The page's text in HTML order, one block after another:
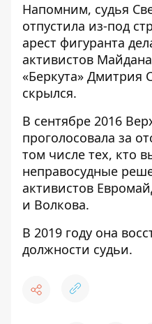
Напомним, судья
отпустила из-под
арест фигуранта
активистов
«Беркута» Дмитрия
скрылся.
В сентябре 2016
проголосовала за
том числе тех, кто
неправосудные
активистов
и Волкова.
В 2019 году она
должности судьи.